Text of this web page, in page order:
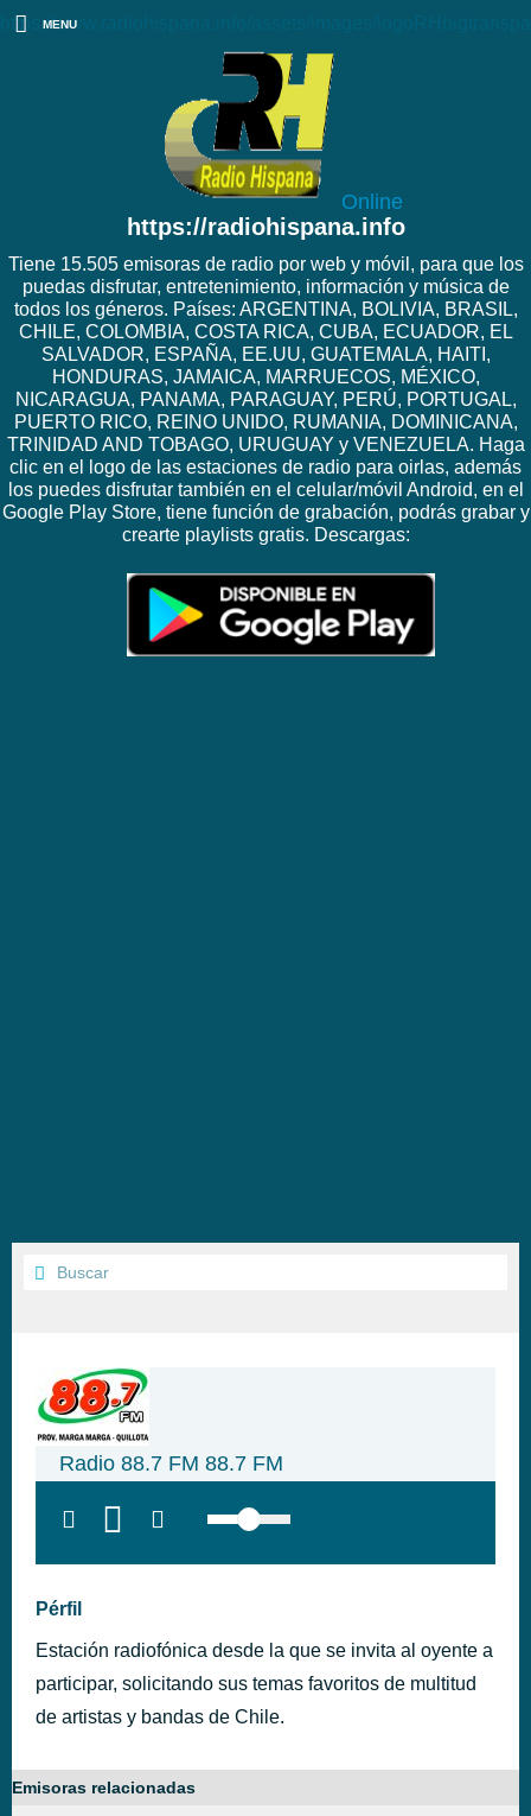
https://www.radiohispana.info/assets/images/
Online
https://radiohispana.info
Tiene 15.505 emisoras de radio por web y móvil, para que los
puedas disfrutar, entretenimiento, información y música de
todos los géneros. Países: ARGENTINA, BOLIVIA, BRASIL,
CHILE, COLOMBIA, COSTA RICA, CUBA, ECUADOR, EL
SALVADOR, ESPAÑA, EE.UU, GUATEMALA, HAITI,
HONDURAS, JAMAICA, MARRUECOS, MÉXICO,
NICARAGUA, PANAMA, PARAGUAY, PERÚ, PORTUGAL,
PUERTO RICO, REINO UNIDO, RUMANIA, DOMINICANA,
TRINIDAD AND TOBAGO, URUGUAY y VENEZUELA. Haga
clic en el logo de las estaciones de radio para oirlas, además
los puedes disfrutar también en el celular/móvil Android, en el
Google Play Store, tiene función de grabación, podrás grabar y
crearte playlists gratis. Descargas:
MENU
Radio 88.7 FM 88.7 FM
height:28px; background:#005f79;'
Pérfil
Estación radiofónica desde la que se invita al oyente a
participar, solicitando sus temas favoritos de multitud
de artistas y bandas de Chile.
Emisoras relacionadas